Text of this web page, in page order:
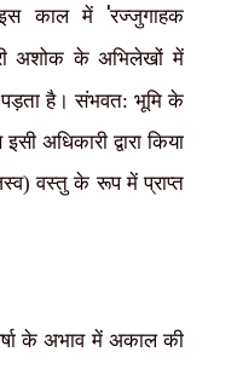
इस काल में 'रज्जुगाहक
अशोक के अभिलेखों में
पड़ता है। संभवत: भूमि के
अधिकारी द्वारा किया
वस्तु के रूप में प्राप्त
के अभाव में अकाल की